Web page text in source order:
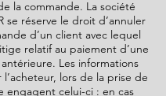
la commande. La société
se réserve le droit d’annuler
d’un client avec lequel
relatif au paiement d’une
Les informations
lors de la prise de
engagent celui-ci : en cas